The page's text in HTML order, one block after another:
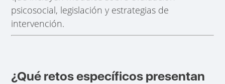
psicosocial, legislación y estrategias de
intervención.
¿Qué retos específicos presentan